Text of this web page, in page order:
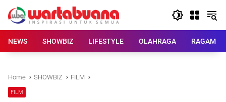
content
NEWS
SHOWBIZ LIFESTYLE OLAHRAGA RAGAM
Home SHOWBIZ FILM
FILM